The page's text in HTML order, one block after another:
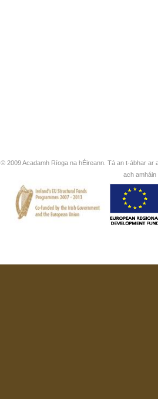
© 2009 Acadamh Ríoga na hÉireann. Tá an t-ábhar ar
ach amháin